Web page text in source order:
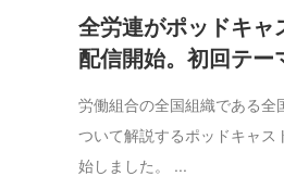
全労連がポッドキャ
配信開始。初回テー
労働組合の全国組織である全
ついて解説するポッドキャ
始しました。 ...